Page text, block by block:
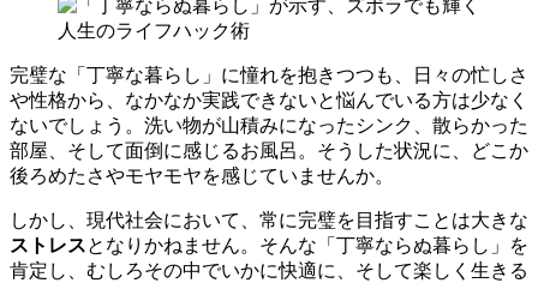
完璧な「丁寧な暮らし」に憧れを抱きつつも、日々の忙しさ
や性格から、なかなか実践できないと悩んでいる方は少なく
ないでしょう。洗い物が山積みになったシンク、散らかった
部屋、そして面倒に感じるお風呂。そうした状況に、どこか
後ろめたさやモヤモヤを感じていませんか。
しかし、現代社会において、常に完璧を目指すことは大きな
ストレスとなりかねません。そんな「丁寧ならぬ暮らし」を
肯定し、むしろその中でいかに快適に、そして楽しく生きる